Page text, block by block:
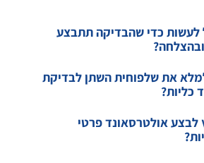
לעשות כדי שהבדיקה תתבצע
את שלפוחית השתן לבדיקת
כליות?
אולטרסאונד פרטי